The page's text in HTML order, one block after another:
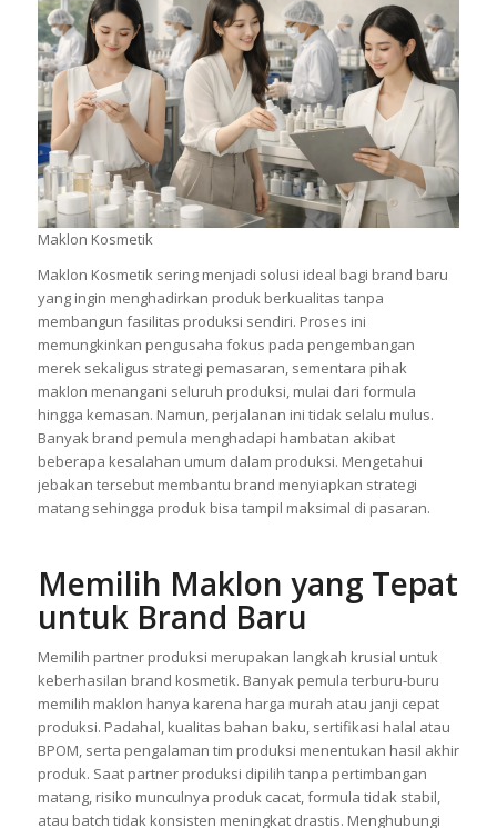
Maklon Kosmetik
Maklon Kosmetik sering menjadi solusi ideal bagi brand baru
yang ingin menghadirkan produk berkualitas tanpa
membangun fasilitas produksi sendiri. Proses ini
memungkinkan pengusaha fokus pada pengembangan
merek sekaligus strategi pemasaran, sementara pihak
maklon menangani seluruh produksi, mulai dari formula
hingga kemasan. Namun, perjalanan ini tidak selalu mulus.
Banyak brand pemula menghadapi hambatan akibat
matang sehingga produk bisa tampil maksimal di pasaran.
Memilih Maklon yang Tepat
untuk Brand Baru
Memilih partner produksi merupakan langkah krusial untuk
keberhasilan brand kosmetik. Banyak pemula terburu-buru
memilih maklon hanya karena harga murah atau janji cepat
produksi. Padahal, kualitas bahan baku, sertifikasi halal atau
BPOM, serta pengalaman tim produksi menentukan hasil akhir